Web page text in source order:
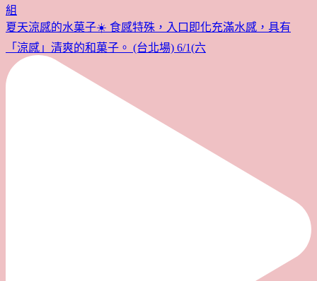
夏天涼感的水菓子☀️ 食感特殊，入口即化充滿水感，具有
「涼感」清爽的和菓子。 (台北場) 6/1(六